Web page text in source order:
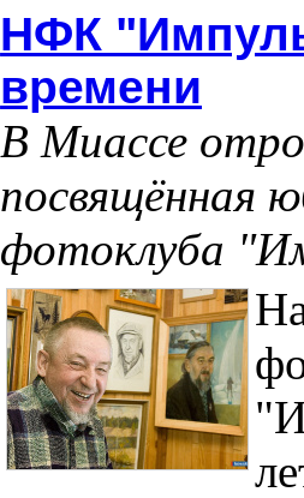
НФК
времени
В Миассе
посвящённая
фотоклуба